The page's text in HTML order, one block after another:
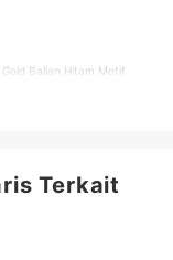
Balian Hitam Motif
Dutatex | Sarung Sapphire
Terkait